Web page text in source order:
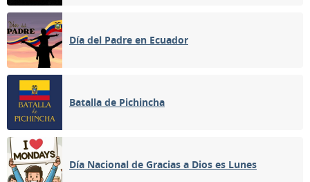
Día del Padre en Ecuador
Batalla de Pichincha
Día Nacional de Gracias a Dios es Lunes